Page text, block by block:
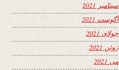
سپتامبر 2021
آگوست 2021
جولای 2021
ژوئن 2021
می 2021